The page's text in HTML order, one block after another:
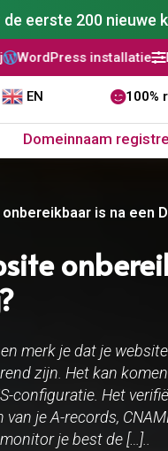
eerste 200 nieuwe
DNS Beheer30
EN 100%
Domeinnaam
is na een
merk je dat je
zijn. Het kan
configuratie. Het
je A-records,
je best de […]..